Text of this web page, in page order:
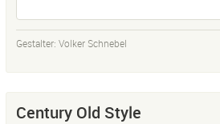
Gestalter: Volker Schnebel
Century Old Style